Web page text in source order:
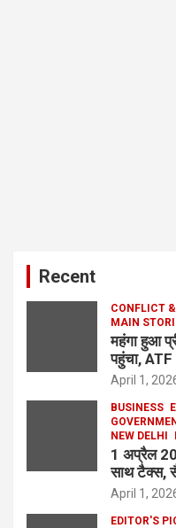
Recent
CONFLICT
MAIN
महंगा हुआ
पहुंचा,
April 1,
BUSINESS
NEW DELHI
1 अप्रैल
साथ टैक्स,
April 1,
EDITOR'S